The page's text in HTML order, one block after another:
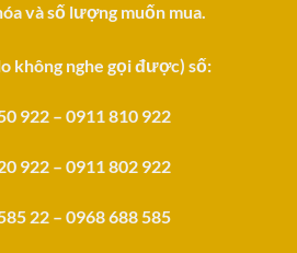
và số lượng muốn mua.
không nghe gọi được) số:
922 – 0911 810 922
922 – 0911 802 922
22 – 0968 688 585